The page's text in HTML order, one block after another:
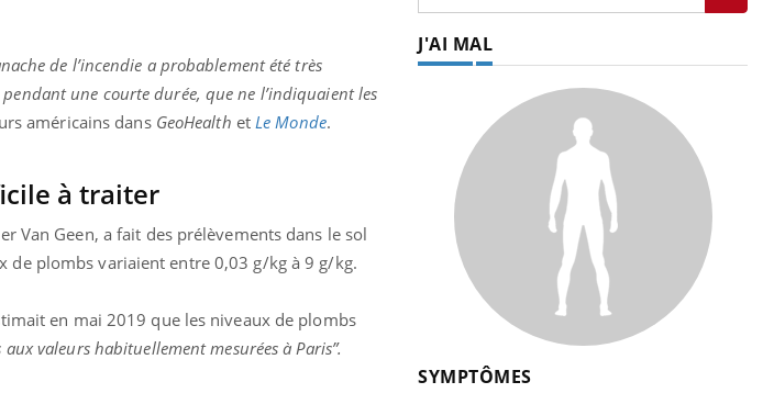
de l’incendie a probablement été très
une courte durée, que ne l’indiquaient les
américains dans GeoHealth etLe Monde.
à traiter
Van Geen, a fait des prélèvements dans le sol
de plombs variaient entre 0,03 g/kg à 9 g/kg.
en mai 2019 que les niveaux de plombs
valeurs habituellement mesurées à Paris”.
J'AI MAL
SYMPTÔMES